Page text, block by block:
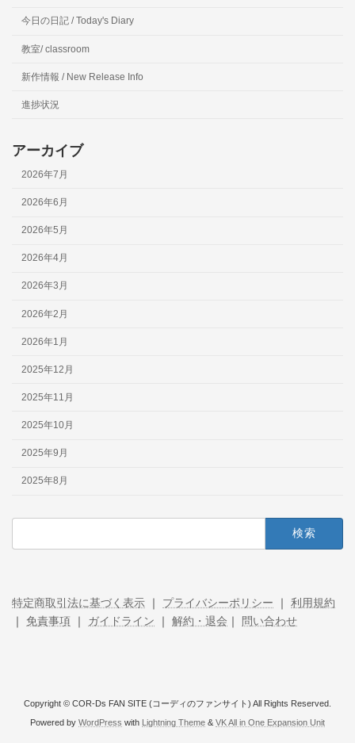
今日の日記 / Today's Diary
教室/ classroom
新作情報 / New Release Info
進捗状況
アーカイブ
2026年7月
2026年6月
2026年5月
2026年4月
2026年3月
2026年2月
2026年1月
2025年12月
2025年11月
2025年10月
2025年9月
2025年8月
検
特定商取引法に基づく表示 ｜ プライバシーポリシー ｜ 利用規約
｜ 免責事項 ｜ ガイドライン ｜ 解約・退会 ｜ 問い合わせ
Copyright © COR-Ds FAN SITE (コーディのファンサイト) All Rights Reserved.
Powered by WordPress with Lightning Theme & VK All in One Expansion Unit